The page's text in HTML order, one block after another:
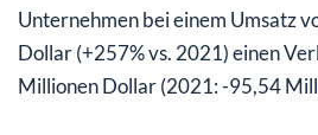
Unternehmen bei einem Umsatz
Dollar (+257% vs. 2021) einen
Millionen Dollar (2021: -95,54